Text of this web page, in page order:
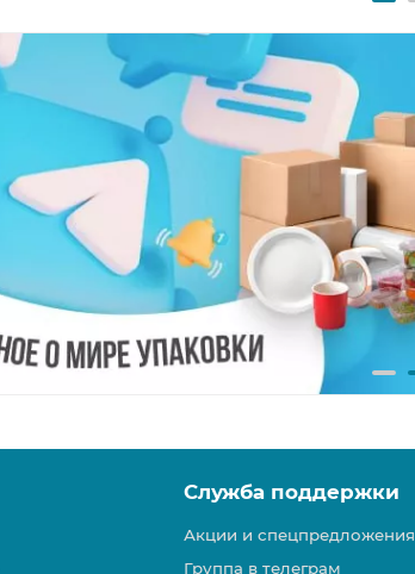
Служба поддержки
Акции и спецпредложения
Группа в телеграм